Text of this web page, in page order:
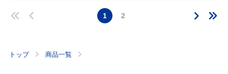
1 2
トップ 商品一覧